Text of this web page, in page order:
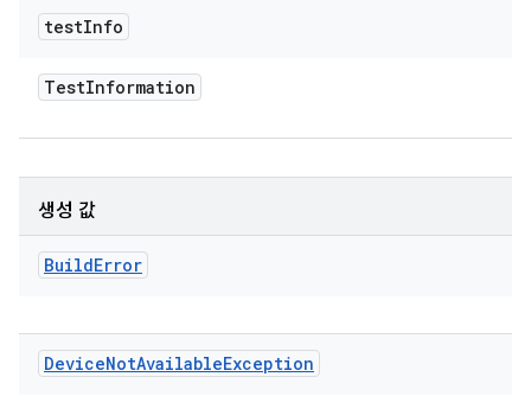
testInfo
TestInformation
생성 값
BuildError
DeviceNotAvailableException